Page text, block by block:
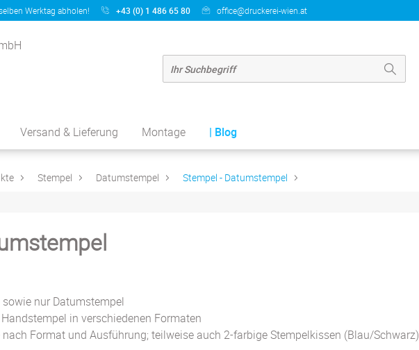
Werktag abholen! +43 (0) 1 486 65 80 office@druckerei-wien.at
Versand & Lieferung Montage | Blog
Stempel Datumstempel Stempel - Datumstempel
nur Datumstempel
in verschiedenen Formaten
Format und Ausführung; teilweise auch 2-farbige Stempelkissen (Blau/Schwarz)